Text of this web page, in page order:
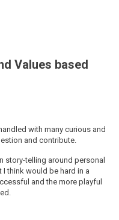
Values based
with many curious and
and contribute.
story-telling around personal
think would be hard in a
and the more playful